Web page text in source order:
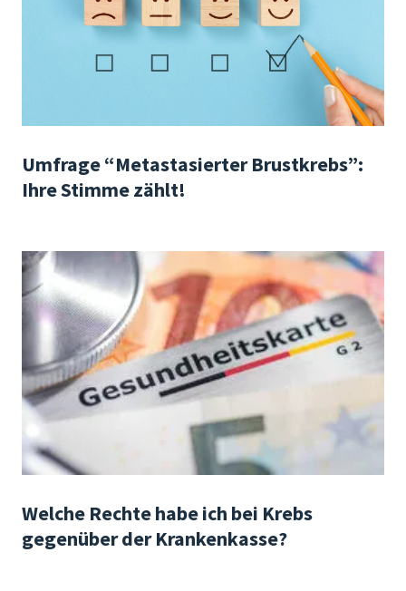
Umfrage “Metastasierter Brustkrebs”:
Ihre Stimme zählt!
Welche Rechte habe ich bei Krebs
gegenüber der Krankenkasse?